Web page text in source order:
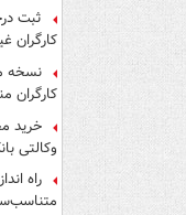
ثبت
کارگران
نسخه
کارگران
خرید
وکالتی
راه